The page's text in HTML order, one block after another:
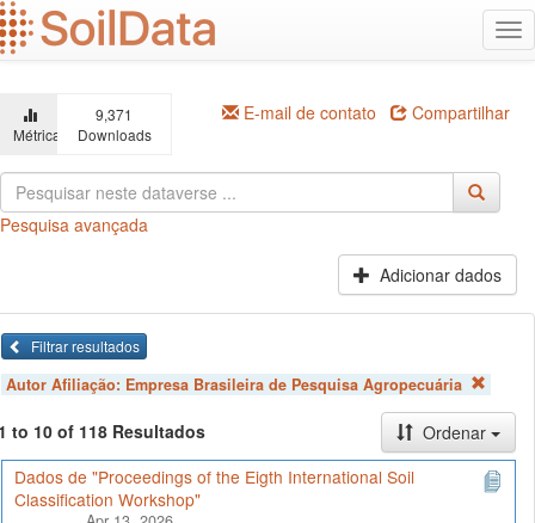
Ir
para
o
principal
Métricas
9,371
Downloads
E-mail de contato Compartilhar
Pesquisa avançada
Adicionar dados
Filtrar resultados
Autor Afiliação: Empresa Brasileira de Pesquisa Agropecuária
to 10 of 118 Resultados
Ordenar
Dados de "Proceedings of the Eigth International Soil
Classification Workshop"